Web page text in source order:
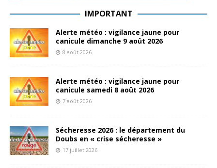
IMPORTANT
Alerte météo : vigilance jaune pour
canicule dimanche 9 août 2026
8 août 2026
Alerte météo : vigilance jaune pour
canicule samedi 8 août 2026
7 août 2026
Sécheresse 2026 : le département du
Doubs en « crise sécheresse »
17 juillet 2026